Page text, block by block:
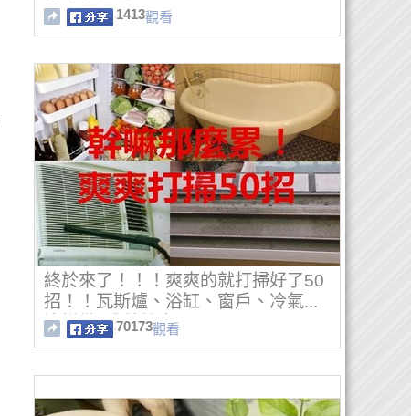
1413觀看
終於來了！！！爽爽的就打掃好了50
招！！瓦斯爐、浴缸、窗戶、冷氣...
這樣做3分鐘搞定！
70173觀看